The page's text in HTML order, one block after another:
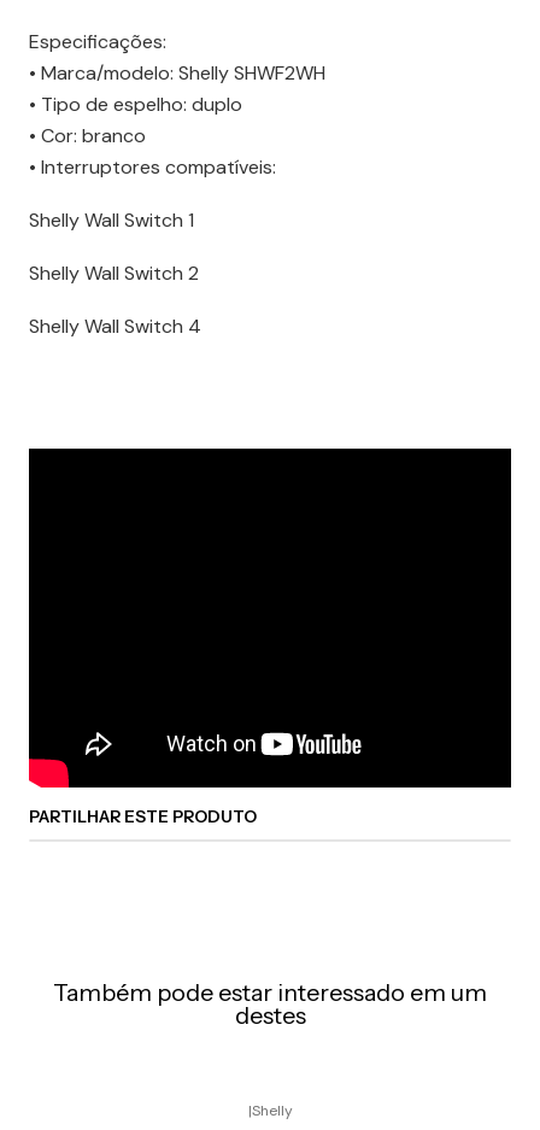
Especificações:
• Marca/modelo: Shelly SHWF2WH
• Tipo de espelho: duplo
• Cor: branco
• Interruptores compatíveis:
Shelly Wall Switch 1
Shelly Wall Switch 2
Shelly Wall Switch 4
PARTILHAR ESTE PRODUTO
Também pode estar interessado em um
destes
|Shelly